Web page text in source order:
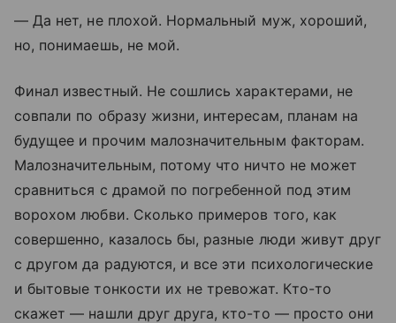
— Да нет, не плохой. Нормальный муж, хороший,
но, понимаешь, не мой.
Финал известный. Не сошлись характерами, не
совпали по образу жизни, интересам, планам на
будущее и прочим малозначительным факторам.
Малозначительным, потому что ничто не может
сравниться с драмой по погребенной под этим
ворохом любви. Сколько примеров того, как
совершенно, казалось бы, разные люди живут друг
с другом да радуются, и все эти психологические
и бытовые тонкости их не тревожат. Кто-то
скажет — нашли друг друга, кто-то — просто они